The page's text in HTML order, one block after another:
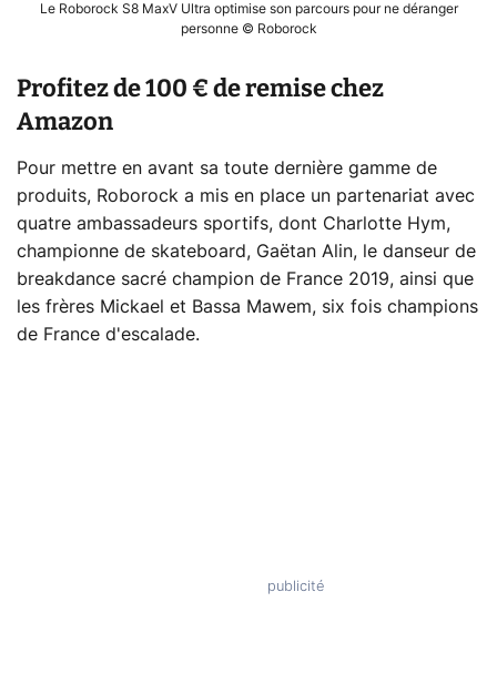
Le Roborock S8 MaxV Ultra optimise son parcours pour ne déranger
personne © Roborock
Profitez de 100 € de remise chez
Amazon
Pour mettre en avant sa toute dernière gamme de
produits, Roborock a mis en place un partenariat avec
quatre ambassadeurs sportifs, dont Charlotte Hym,
championne de skateboard, Gaëtan Alin, le danseur de
breakdance sacré champion de France 2019, ainsi que
les frères Mickael et Bassa Mawem, six fois champions
de France d'escalade.